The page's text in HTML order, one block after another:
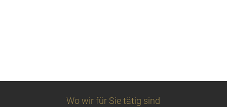
Wo wir für Sie tätig sind